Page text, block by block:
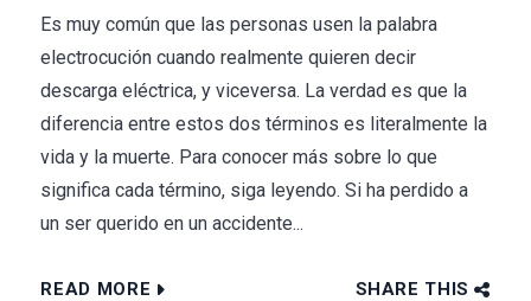
Es muy común que las personas usen la palabra
electrocución cuando realmente quieren decir
descarga eléctrica, y viceversa. La verdad es que la
diferencia entre estos dos términos es literalmente la
vida y la muerte. Para conocer más sobre lo que
significa cada término, siga leyendo. Si ha perdido a
un ser querido en un accidente...
READ MORE SHARE THIS